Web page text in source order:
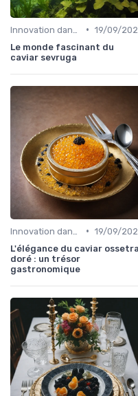
• 19/09/
Le monde fascinant du
caviar sevruga
• 19/09/
L'élégance du caviar ossetra
doré : un trésor
gastronomique